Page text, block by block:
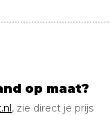
op maat?
, zie direct je prijs